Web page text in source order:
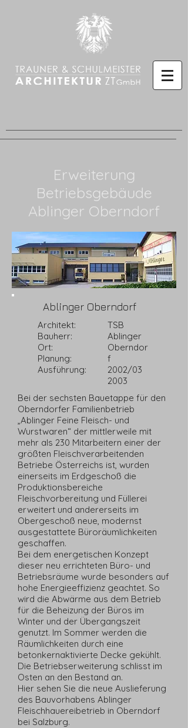
Erweiterung
Betriebsgebäude
Ablinger Oberndorf
Ablinger Oberndorf
Architekt:
Bauherr:
Ort:
Planung:
Ausführung:
TSB
Ablinger
Oberndor
f
2002/03
2003
Bei der sechsten Bauetappe für den
Oberndorfer Familienbetrieb
„Ablinger Feine Fleisch- und
Wurstwaren“ der mittlerweile mit
mehr als 230 Mitarbeitern einer der
größten Fleischverarbeitenden
Betriebe Österreichs ist, wurden
einerseits im Erdgeschoß die
Produktionsbereiche
Fleischvorbereitung und Füllerei
erweitert und andererseits im
Obergeschoß neue, modernst
ausgestattete Büroräumlichkeiten
geschaffen.
Bei dem energetischen Konzept
dieser neu errichteten Büro- und
Betriebsräume wurde besonders auf
hohe Energieeffizienz geachtet. So
wird die Abwärme aus dem Betrieb
für die Beheizung der Büros im
Winter und der Übergangszeit
genutzt. Im Sommer werden die
Räumlichkeiten durch eine
betonkernaktivierte Decke gekühlt.
Die Betriebserweiterung schlisst im
Osten an den Bestand an.
Hier sehen Sie die neue Auslieferung
des Bauvorhabens Ablinger
Fleischhauereibetrieb in Oberndorf
bei Salzburg.